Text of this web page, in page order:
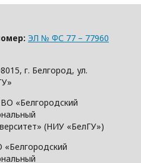
ЭЛ № ФС 77 – 77960
г. Белгород, ул.
«Белгородский
(НИУ «БелГУ»)